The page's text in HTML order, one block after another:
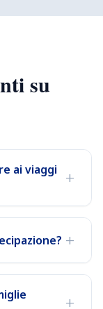
su
ai viaggi
+
+
+